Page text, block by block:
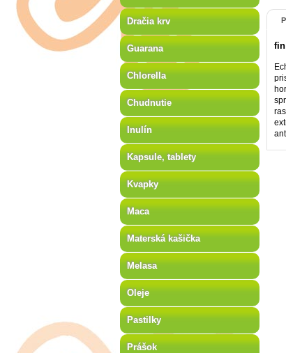
fin
Dračia krv
Guarana
Chlorella
Chudnutie
Inulín
Kapsule, tablety
Kvapky
Maca
Materská kašička
Melasa
Oleje
Pastilky
Prášok